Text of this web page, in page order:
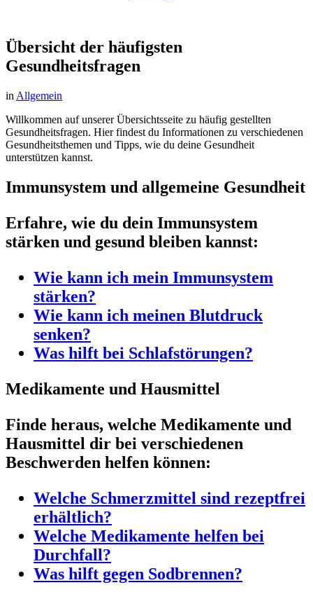
Übersicht der häufigsten
Gesundheitsfragen
in Allgemein
Willkommen auf unserer Übersichtsseite zu häufig gestellten
Gesundheitsfragen. Hier findest du Informationen zu verschiedenen
Gesundheitsthemen und Tipps, wie du deine Gesundheit
unterstützen kannst.
Immunsystem und allgemeine Gesundheit
Erfahre, wie du dein Immunsystem
stärken und gesund bleiben kannst:
Wie kann ich mein Immunsystem
stärken?
Wie kann ich meinen Blutdruck
senken?
Was hilft bei Schlafstörungen?
Medikamente und Hausmittel
Finde heraus, welche Medikamente und
Hausmittel dir bei verschiedenen
Beschwerden helfen können:
Welche Schmerzmittel sind rezeptfrei
erhältlich?
Welche Medikamente helfen bei
Durchfall?
Was hilft gegen Sodbrennen?